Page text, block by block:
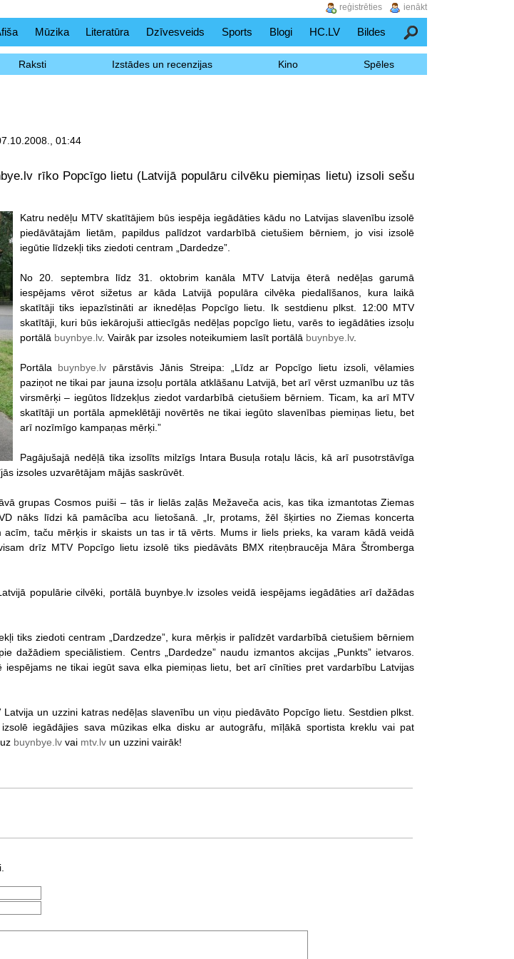
Mūzika Literatūra Dzīvesveids Sports Blogi HC.LV Bildes Meklēšana
Raksti Izstādes un recenzijas Kino Spēles
01:44
rīko Popcīgo lietu (Latvijā populāru cilvēku piemiņas lietu) izsoli sešu
Katru nedēļu MTV skatītājiem būs iespēja iegādāties kādu no Latvijas slavenību izsolē
piedāvātajām lietām, papildus palīdzot vardarbībā cietušiem bērniem, jo visi izsolē
iegūtie līdzekļi tiks ziedoti centram „Dardedze”.
No 20. septembra līdz 31. oktobrim kanāla MTV Latvija ēterā nedēļas garumā
iespējams vērot sižetus ar kāda Latvijā populāra cilvēka piedalīšanos, kura laikā
skatītāji tiks iepazīstināti ar iknedēļas Popcīgo lietu. Ik sestdienu plkst. 12:00 MTV
skatītāji, kuri būs iekārojuši attiecīgās nedēļas popcīgo lietu, varēs to iegādāties izsoļu
portālā buynbye.lv. Vairāk par izsoles noteikumiem lasīt portālā buynbye.lv.
Portāla buynbye.lv pārstāvis Jānis Streipa: „Līdz ar Popcīgo lietu izsoli, vēlamies
paziņot ne tikai par jauna izsoļu portāla atklāšanu Latvijā, bet arī vērst uzmanību uz tās
virsmērķi – iegūtos līdzekļus ziedot vardarbībā cietušiem bērniem. Ticam, ka arī MTV
skatītāji un portāla apmeklētāji novērtēs ne tikai iegūto slavenības piemiņas lietu, bet
arī nozīmīgo kampaņas mērķi.”
Pagājušajā nedēļā tika izsolīts milzīgs Intara Busuļa rotaļu lācis, kā arī pusotrstāvīga
izsoles uzvarētājam mājās saskrūvēt.
grupas Cosmos puiši – tās ir lielās zaļās Mežaveča acis, kas tika izmantotas Ziemas
nāks līdzi kā pamācība acu lietošanā. „Ir, protams, žēl šķirties no Ziemas koncerta
acīm, taču mērķis ir skaists un tas ir tā vērts. Mums ir liels prieks, ka varam kādā veidā
drīz MTV Popcīgo lietu izsolē tiks piedāvāts BMX riteņbraucēja Māra Štromberga
populārie cilvēki, portālā buynbye.lv izsoles veidā iespējams iegādāties arī dažādas
tiks ziedoti centram „Dardzedze”, kura mērķis ir palīdzēt vardarbībā cietušiem bērniem
dažādiem speciālistiem. Centrs „Dardedze” naudu izmantos akcijas „Punkts” ietvaros.
iespējams ne tikai iegūt sava elka piemiņas lietu, bet arī cīnīties pret vardarbību Latvijas
un uzzini katras nedēļas slavenību un viņu piedāvāto Popcīgo lietu. Sestdien plkst.
iegādājies sava mūzikas elka disku ar autogrāfu, mīļākā sportista kreklu vai pat
buynbye.lvvai mtv.lvun uzzini vairāk!
ienākt
reģistrēties